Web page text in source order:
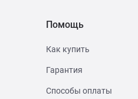
Помощь
Как купить
Гарантия
Способы оплаты